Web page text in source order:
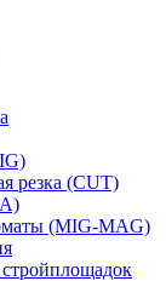
резка (CUT)
(MIG-MAG)
стройплощадок